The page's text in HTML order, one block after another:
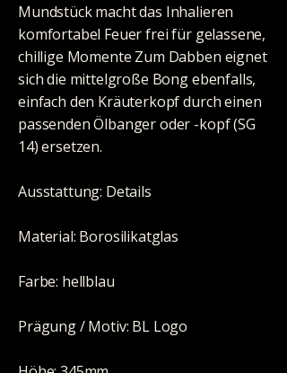
Mundstück macht das Inhalieren
komfortabel Feuer frei für gelassene,
chillige Momente Zum Dabben eignet
sich die mittelgroße Bong ebenfalls,
einfach den Kräuterkopf durch einen
passenden Ölbanger oder -kopf (SG
14) ersetzen.
Ausstattung: Details
Material: Borosilikatglas
Farbe: hellblau
Prägung / Motiv: BL Logo